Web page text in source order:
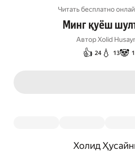
Читать бесплатно
Минг қуёш
Автор Xolid
👍 24💧 13🐼 1
Холид